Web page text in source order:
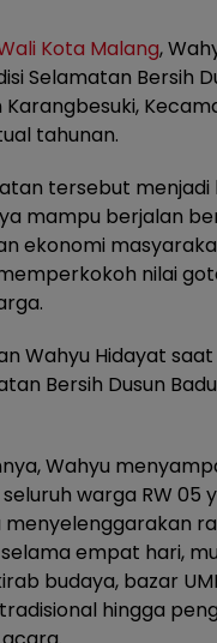
Kota Malang,
Selamatan Bersih
Karangbesuki,
tahunan.
tersebut menjadi
mampu berjalan
ekonomi
nilai
Wahyu Hidayat
Bersih Dusun
Wahyu
warga RW 05
empat hari,
budaya, bazar
hingga